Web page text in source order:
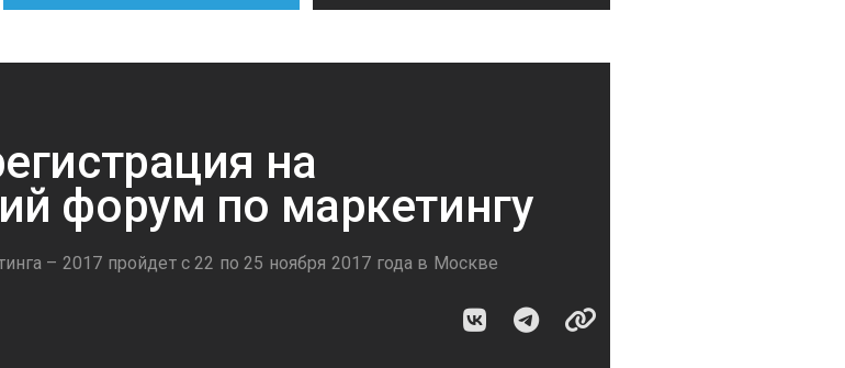
на
форум по маркетингу
– 2017 пройдет с 22 по 25 ноября 2017 года в Москве